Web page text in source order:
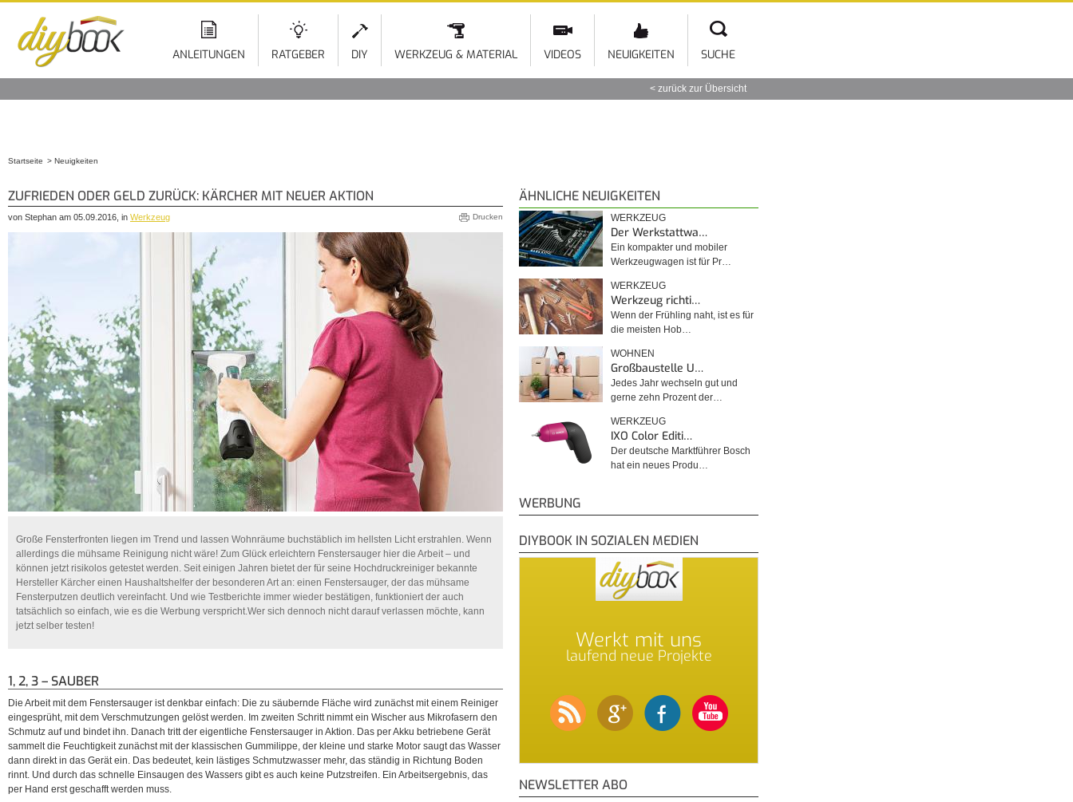
ANLEITUNGEN RATGEBER DIY WERKZEUG & MATERIAL VIDEOS NEUIGKEITEN SUCHE
zurück zur Übersicht
Startseite Neuigkeiten
ZUFRIEDEN ODER GELD ZURÜCK: KÄRCHER MIT NEUER AKTION
von Stephan am 05.09.2016, in Werkzeug Drucken
Große Fensterfronten liegen im Trend und lassen Wohnräume buchstäblich im hellsten Licht erstrahlen. Wenn
allerdings die mühsame Reinigung nicht wäre! Zum Glück erleichtern Fenstersauger hier die Arbeit – und
können jetzt risikolos getestet werden. Seit einigen Jahren bietet der für seine Hochdruckreiniger bekannte
Hersteller Kärcher einen Haushaltshelfer der besonderen Art an: einen Fenstersauger, der das mühsame
Fensterputzen deutlich vereinfacht. Und wie Testberichte immer wieder bestätigen, funktioniert der auch
tatsächlich so einfach, wie es die Werbung verspricht.Wer sich dennoch nicht darauf verlassen möchte, kann
jetzt selber testen!
1, 2, 3 – SAUBER
Die Arbeit mit dem Fenstersauger ist denkbar einfach: Die zu säubernde Fläche wird zunächst mit einem Reiniger
eingesprüht, mit dem Verschmutzungen gelöst werden. Im zweiten Schritt nimmt ein Wischer aus Mikrofasern den
Schmutz auf und bindet ihn. Danach tritt der eigentliche Fenstersauger in Aktion. Das per Akku betriebene Gerät
sammelt die Feuchtigkeit zunächst mit der klassischen Gummilippe, der kleine und starke Motor saugt das Wasser
dann direkt in das Gerät ein. Das bedeutet, kein lästiges Schmutzwasser mehr, das ständig in Richtung Boden
rinnt. Und durch das schnelle Einsaugen des Wassers gibt es auch keine Putzstreifen. Ein Arbeitsergebnis, das
per Hand erst geschafft werden muss.
ÄHNLICHE NEUIGKEITEN
WERKZEUG
Der Werkstattwa…
Ein kompakter und mobiler
Werkzeugwagen ist für Pr…
WERKZEUG
Werkzeug richti…
Wenn der Frühling naht, ist es für
die meisten Hob…
WOHNEN
Großbaustelle U…
Jedes Jahr wechseln gut und
gerne zehn Prozent der…
WERKZEUG
IXO Color Editi…
Der deutsche Marktführer Bosch
hat ein neues Produ…
WERBUNG
DIYBOOK IN SOZIALEN MEDIEN
Werkt mit uns
laufend neue Projekte
NEWSLETTER ABO